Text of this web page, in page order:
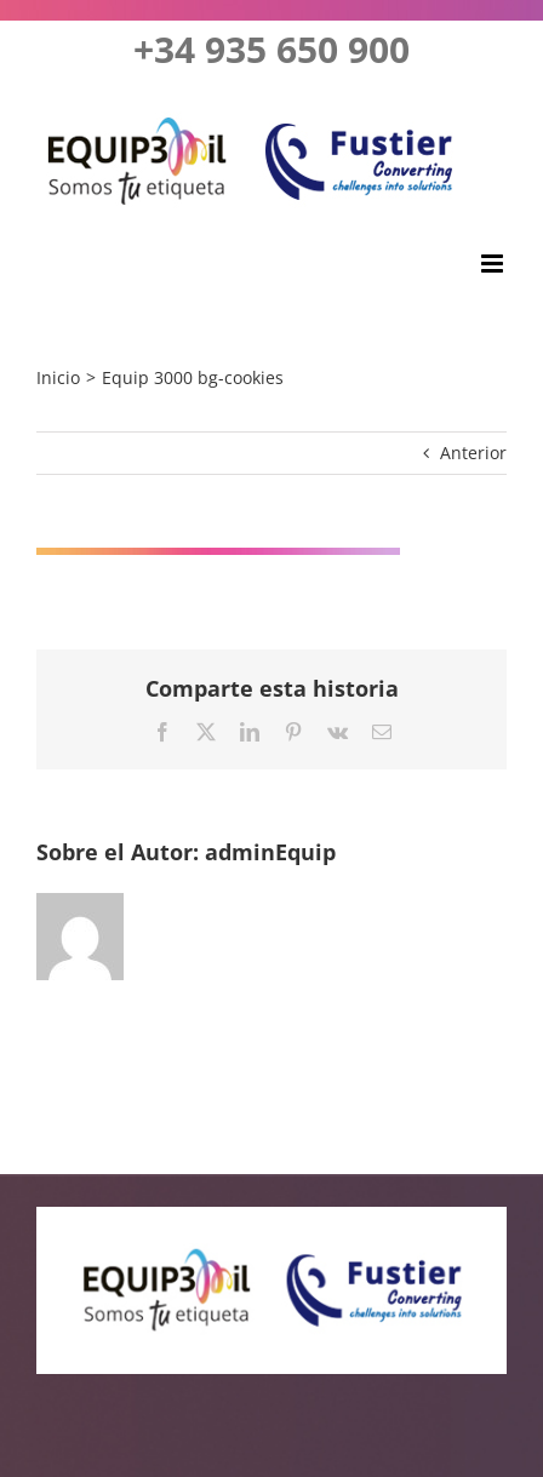
+34 935 650 900
Inicio Equip 3000 bg-cookies
Anterior
Comparte esta historia
Facebook
TwitterLinkedInPinterest
Vk
Correo
Sobre el Autor: adminEquip